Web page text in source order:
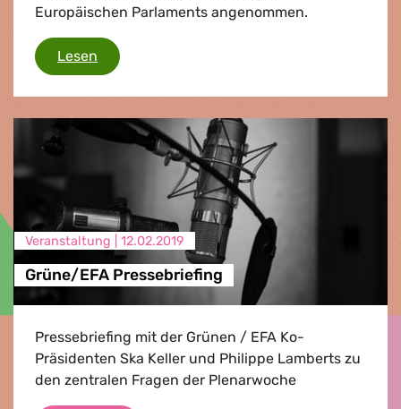
Europäischen Parlaments angenommen.
Lesen Deal gegen eine nachhaltige und faire
Veranstaltung | 12.02.2019
Grüne/EFA Pressebriefing
Pressebriefing mit der Grünen / EFA Ko-
Präsidenten Ska Keller und Philippe Lamberts zu
den zentralen Fragen der Plenarwoche